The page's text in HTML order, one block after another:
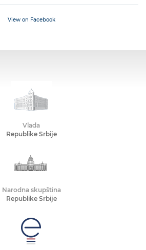
View on Facebook
Vlada
Republike Srbije
Narodna skupština
Republike Srbije